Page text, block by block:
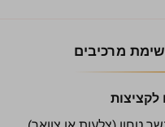
מרכיבים
לקציצות